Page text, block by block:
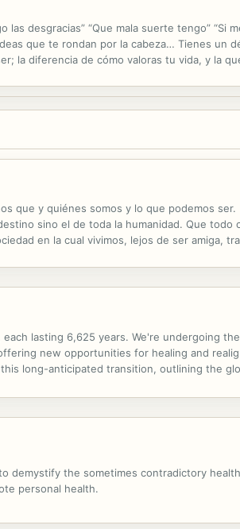
las desgracias” “Que mala suerte tengo” “Si
que te rondan por la cabeza… Tienes un
la diferencia de cómo valoras tu vida, y la
que y quiénes somos y lo que podemos
sino el de toda la humanidad. Que todo
en la cual vivimos, lejos de ser amiga,
lasting 6,625 years. We're undergoing
new opportunities for healing and
long-anticipated transition, outlining the
demystify the sometimes contradictory
personal health.